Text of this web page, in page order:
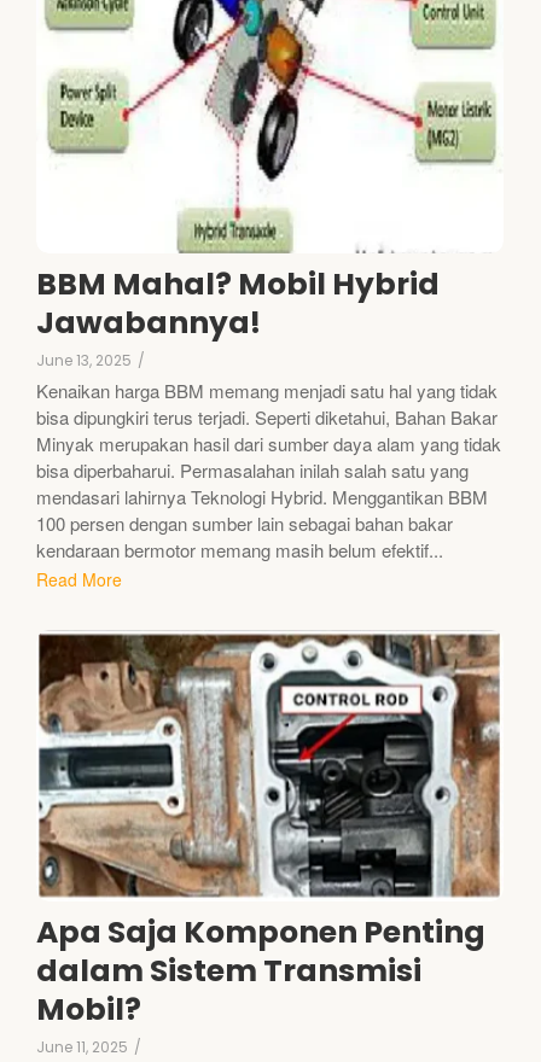
BBM Mahal? Mobil Hybrid
Jawabannya!
June 13, 2025 /
Kenaikan harga BBM memang menjadi satu hal yang tidak
bisa dipungkiri terus terjadi. Seperti diketahui, Bahan Bakar
Minyak merupakan hasil dari sumber daya alam yang tidak
bisa diperbaharui. Permasalahan inilah salah satu yang
mendasari lahirnya Teknologi Hybrid. Menggantikan BBM
100 persen dengan sumber lain sebagai bahan bakar
kendaraan bermotor memang masih belum efektif...
Read More
Apa Saja Komponen Penting
dalam Sistem Transmisi
Mobil?
June 11, 2025 /